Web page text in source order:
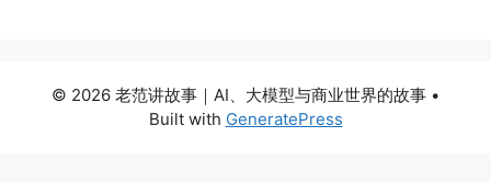
© 2026 老范讲故事｜AI、大模型与商业世界的故事 •
Built with GeneratePress